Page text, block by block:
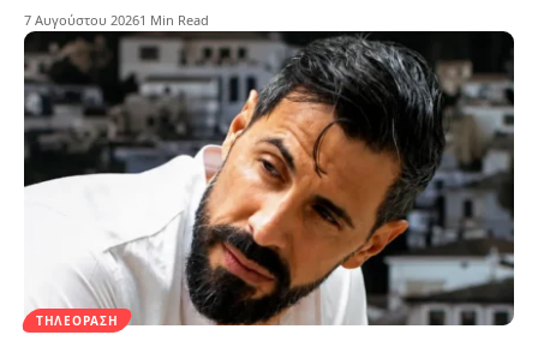
7 Αυγούστου 20261 Min Read
ΤΗΛΕΌΡΑΣΗ